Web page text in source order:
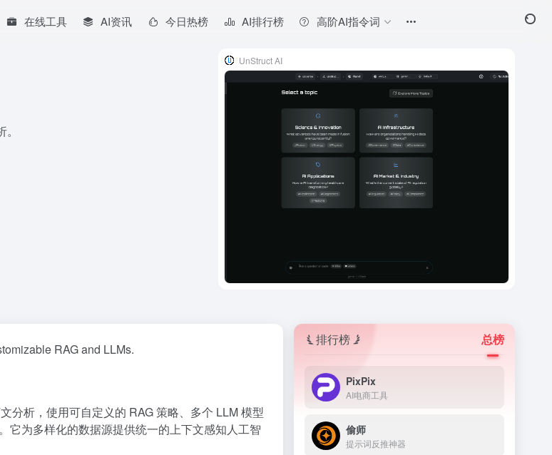
在线工具 AI资讯 今日热榜 AI排行榜 高阶AI指令词
UnStruct AI
RAG and LLMs.
分析，使用可自定义的 RAG 策略、多个 LLM 模型
它为多样化的数据源提供统一的上下文感知人工智
排行榜 总榜
PixPix
AI电商工具
偷师
提示词反推神器